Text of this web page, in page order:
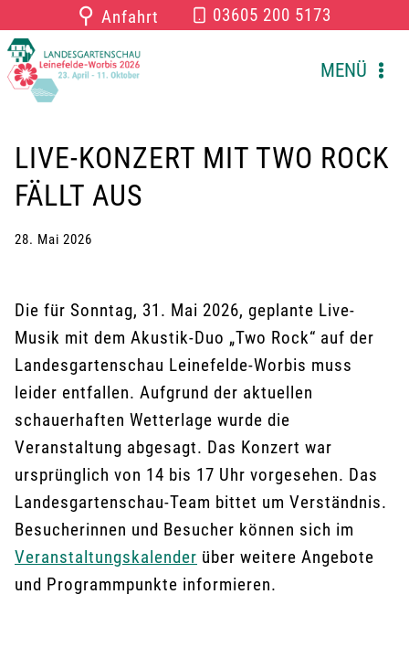
Inhalt
springen
⚲ Anfahrt 03605 200 5173
MENÜ
LIVE-KONZERT MIT TWO ROCK
FÄLLT AUS
28. Mai 2026
Die für Sonntag, 31. Mai 2026, geplante Live-
Musik mit dem Akustik-Duo „Two Rock“ auf der
Landesgartenschau Leinefelde-Worbis muss
leider entfallen. Aufgrund der aktuellen
schauerhaften Wetterlage wurde die
Veranstaltung abgesagt. Das Konzert war
ursprünglich von 14 bis 17 Uhr vorgesehen. Das
Landesgartenschau-Team bittet um Verständnis.
Besucherinnen und Besucher können sich im
Veranstaltungskalender über weitere Angebote
und Programmpunkte informieren.